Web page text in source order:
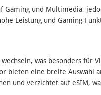
Gaming und Multimedia,
Leistung und Gaming-
was besonders für
bieten eine breite Auswahl
und verzichtet auf eSIM,